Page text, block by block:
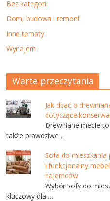
Bez kategorii
Dom, budowa i remont
Inne tematy
Wynajem
Warte przeczytania
Jak dbać o
dotyczące
Drewniane meble
także prawdziwe …
Sofa do mieszkania
i funkcjonalny
najemców
Wybór sofy do
kluczowy dla …